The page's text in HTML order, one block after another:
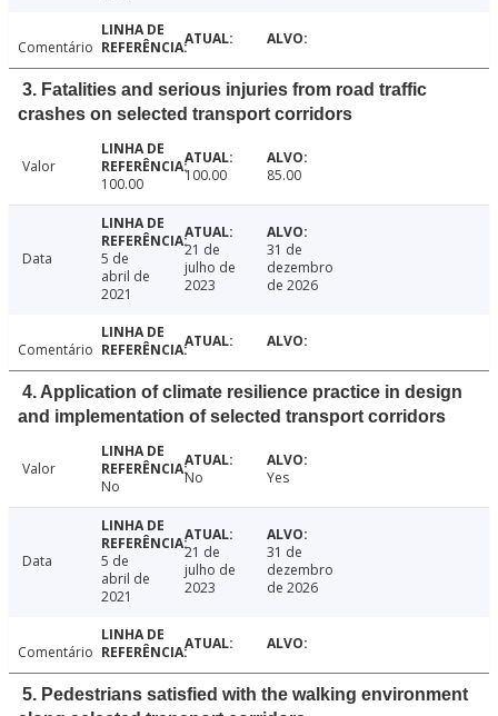
Comentário
3. Fatalities and serious injuries from road traffic
crashes on selected transport corridors
Valor
100.00
100.00 85.00
Data
5 de
abril de
2021
21 de
julho de
2023
31 de
dezembro
de 2026
Comentário
4. Application of climate resilience practice in design
and implementation of selected transport corridors
Valor
No
No Yes
Data
5 de
abril de
2021
21 de
julho de
2023
31 de
dezembro
de 2026
Comentário
5. Pedestrians satisfied with the walking environment